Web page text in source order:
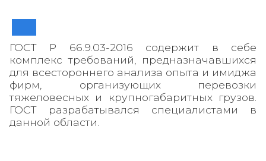
ГОСТ Р 66.9.03-2016 содержит в себе
комплекс требований, предназначавшихся
для всестороннего анализа опыта и имиджа
фирм, организующих перевозки
тяжеловесных и крупногабаритных грузов.
ГОСТ разрабатывался специалистами в
данной области.